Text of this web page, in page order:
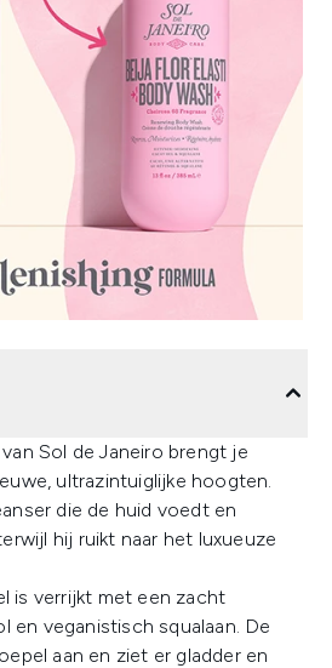
Sol de Janeiro brengt je
ultrazintuiglijke hoogten.
die de huid voedt en
hij ruikt naar het luxueuze
is verrijkt met een zacht
en veganistisch squalaan. De
aan en ziet er gladder en